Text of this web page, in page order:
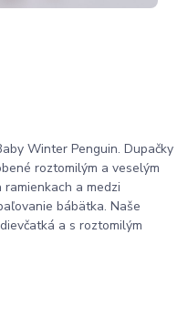
Winter Penguin. Dupačky
roztomilým a veselým
a medzi
bábätka. Naše
a s roztomilým